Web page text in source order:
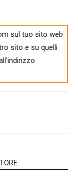
sul tuo sito web
sito e su quelli